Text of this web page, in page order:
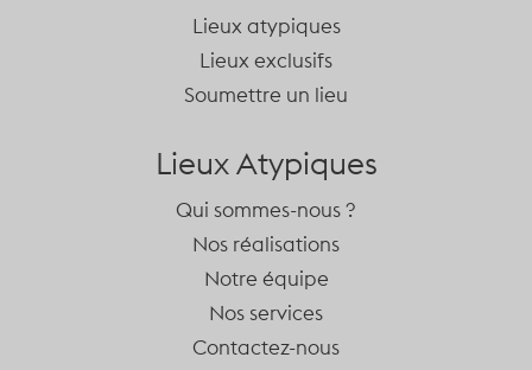
Lieux atypiques
Lieux exclusifs
Soumettre un lieu
Lieux Atypiques
Qui sommes-nous ?
Nos réalisations
Notre équipe
Nos services
Contactez-nous